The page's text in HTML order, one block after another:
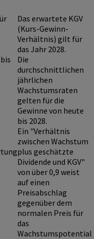
Das erwartete KGV
(Kurs-Gewinn-
Verhältnis) gilt für
das Jahr 2028.
Die
durchschnittlichen
jährlichen
Wachstumsraten
gelten für die
Gewinne von heute
bis 2028.
Ein "Verhältnis
zwischen Wachstum
plus geschätzte
Dividende und KGV"
von über 0,9 weist
auf einen
Preisabschlag
gegenüber dem
normalen Preis für
das
Wachstumspotential